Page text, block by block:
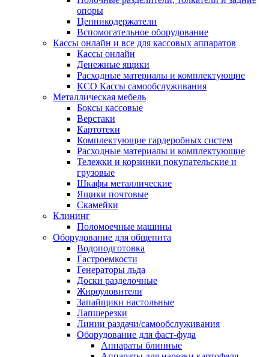
опоры
Ценникодержатели
Вспомогательное оборудование
Кассы онлайн и все для кассовых аппаратов
Кассы онлайн
Денежные ящики
Расходные материалы и комплектующие
КСО Кассы самообслуживания
Металлическая мебель
Боксы кассовые
Верстаки
Картотеки
Комплектующие гардеробных систем
Расходные материалы и комплектующие
Тележки и корзинки покупательские и
грузовые
Шкафы металлические
Ящики почтовые
Скамейки
Клининг
Поломоечные машины
Оборудование для общепита
Водоподготовка
Гастроемкости
Генераторы льда
Доски разделочные
Жироуловители
Запайщики настольные
Лапшерезки
Линии раздачи/самообслуживания
Оборудование для фаст-фуда
Аппараты блинные